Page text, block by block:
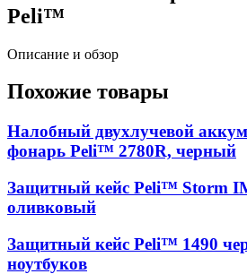
Peli™
Описание и обзор
Похожие товары
Налобный двухлучевой
фонарь Peli™ 2780R, черный
Защитный кейс Peli™ Storm
оливковый
Защитный кейс Peli™ 1490
ноутбуков